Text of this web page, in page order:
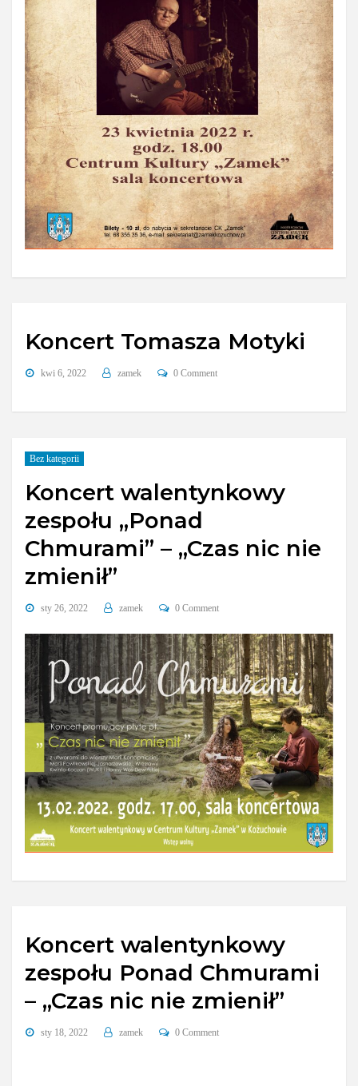
Koncert Tomasza Motyki
kwi 6, 2022 zamek 0 Comment
Bez kategorii
Koncert walentynkowy
zespołu „Ponad
Chmurami” – „Czas nic nie
zmienił”
sty 26, 2022 zamek 0 Comment
Koncert walentynkowy
zespołu Ponad Chmurami
– „Czas nic nie zmienił”
sty 18, 2022 zamek 0 Comment